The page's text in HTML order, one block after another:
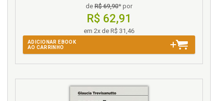
Direitos Previdenciários. O Papel Constitucional do
STJ e os Direitos Previdenciários. Marco Aurélio
Divergência. A Súmula 111 do STJ e a Divergência
entre Advogado e seu Cliente. Bruno Takahashi, p.
157
F
Fabio Luiz dos Passos. A Decadência no Direito
de R$ 69,90* por
R$ 62,91
em 2x de R$ 31,46
ADICIONAR EBOOK
AO CARRINHO